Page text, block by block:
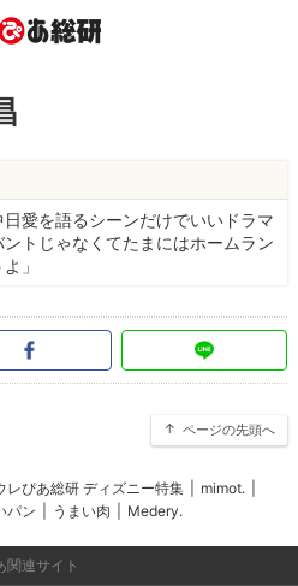
日愛を語るシーンだけでいいドラマ
トじゃなくてたまにはホームラン
」
ページの先頭へ
レぴあ総研 ディズニー特集 mimot.
パン うまい肉 Medery.
関連サイト